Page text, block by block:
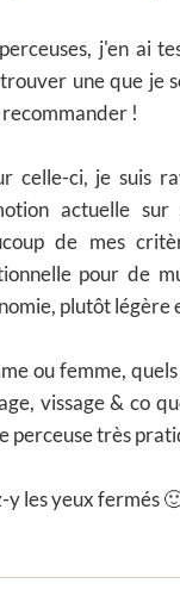
j'en ai
une que je
!
celle-ci, je suis
actuelle
de mes
pour de
plutôt légère
ou femme,
vissage & co
perceuse très
y les yeux fermés